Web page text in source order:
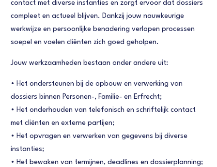
contact met diverse instanties en zorgt ervoor dat dossiers
compleet en actueel blijven. Dankzij jouw nauwkeurige
werkwijze en persoonlijke benadering verlopen processen
soepel en voelen cliënten zich goed geholpen.
Jouw werkzaamheden bestaan onder andere uit:
• Het ondersteunen bij de opbouw en verwerking van
dossiers binnen Personen-, Familie- en Erfrecht;
• Het onderhouden van telefonisch en schriftelijk contact
met cliënten en externe partijen;
• Het opvragen en verwerken van gegevens bij diverse
instanties;
• Het bewaken van termijnen, deadlines en dossierplanning;